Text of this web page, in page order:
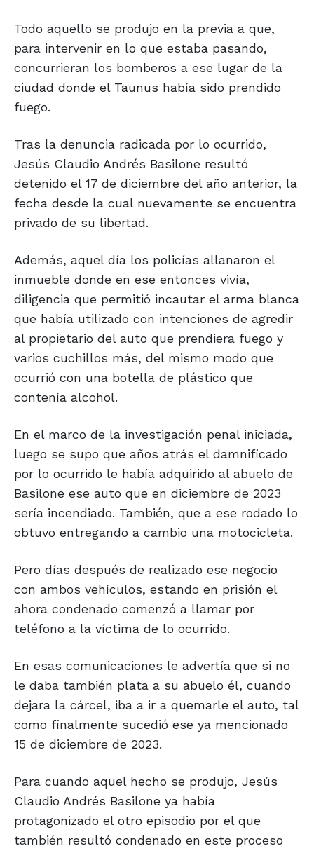
Todo aquello se produjo en la previa a que,
para intervenir en lo que estaba pasando,
concurrieran los bomberos a ese lugar de la
ciudad donde el Taunus había sido prendido
fuego.
Tras la denuncia radicada por lo ocurrido,
Jesús Claudio Andrés Basilone resultó
detenido el 17 de diciembre del año anterior, la
fecha desde la cual nuevamente se encuentra
privado de su libertad.
Además, aquel día los policías allanaron el
inmueble donde en ese entonces vivía,
diligencia que permitió incautar el arma blanca
que había utilizado con intenciones de agredir
al propietario del auto que prendiera fuego y
varios cuchillos más, del mismo modo que
ocurrió con una botella de plástico que
contenía alcohol.
En el marco de la investigación penal iniciada,
luego se supo que años atrás el damnificado
por lo ocurrido le había adquirido al abuelo de
Basilone ese auto que en diciembre de 2023
sería incendiado. También, que a ese rodado lo
obtuvo entregando a cambio una motocicleta.
Pero días después de realizado ese negocio
con ambos vehículos, estando en prisión el
ahora condenado comenzó a llamar por
teléfono a la víctima de lo ocurrido.
En esas comunicaciones le advertía que si no
le daba también plata a su abuelo él, cuando
dejara la cárcel, iba a ir a quemarle el auto, tal
como finalmente sucedió ese ya mencionado
15 de diciembre de 2023.
Para cuando aquel hecho se produjo, Jesús
Claudio Andrés Basilone ya había
protagonizado el otro episodio por el que
también resultó condenado en este proceso